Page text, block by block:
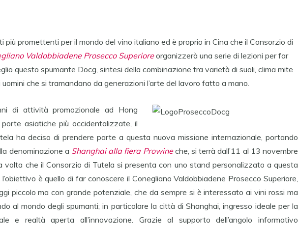
più promettenti per il mondo del vino italiano ed è proprio in Cina che il Consorzio di
Valdobbiadene Prosecco Superioreorganizzerà una serie di lezioni per far
questo spumante Docg, sintesi della combinazione tra varietà di suoli, clima mite
che si tramandano da generazioni l’arte del lavoro fatto a mano.
di attività promozionale ad Hong
porte asiatiche più occidentalizzate, il
ha deciso di prendere parte a questa nuova missione internazionale, portando
denominazione a Shanghai alla fiera Prowineche, si terrà dall’11 al 13 novembre
volta che il Consorzio di Tutela si presenta con uno stand personalizzato a questa
è quello di far conoscere il Conegliano Valdobbiadene Prosecco Superiore,
piccolo ma con grande potenziale, che da sempre si è interessato ai vini rossi ma
al mondo degli spumanti; in particolare la città di Shanghai, ingresso ideale per la
e realtà aperta all’innovazione. Grazie al supporto dell’angolo informativo